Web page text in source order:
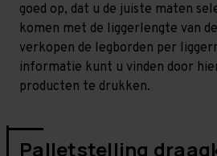
goed op, dat u de juiste maten
komen met de liggerlengte van
verkopen de legborden per
informatie kunt u vinden door
producten te drukken.
Palletstelling